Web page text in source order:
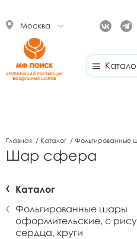
Москва
Главная / Каталог / Фольгированные
Шар сфера
Каталог
Фольгированные шары
оформительские, с
сердца, круги